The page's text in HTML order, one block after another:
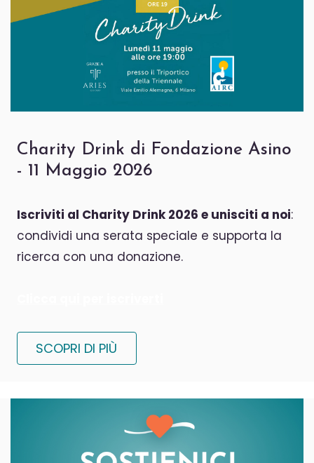
Charity Drink di Fondazione Asino
- 11 Maggio 2026
Iscriviti al Charity Drink 2026 e unisciti a noi:
condividi una serata speciale e supporta la
ricerca con una donazione.
SCOPRI DI PIÙ